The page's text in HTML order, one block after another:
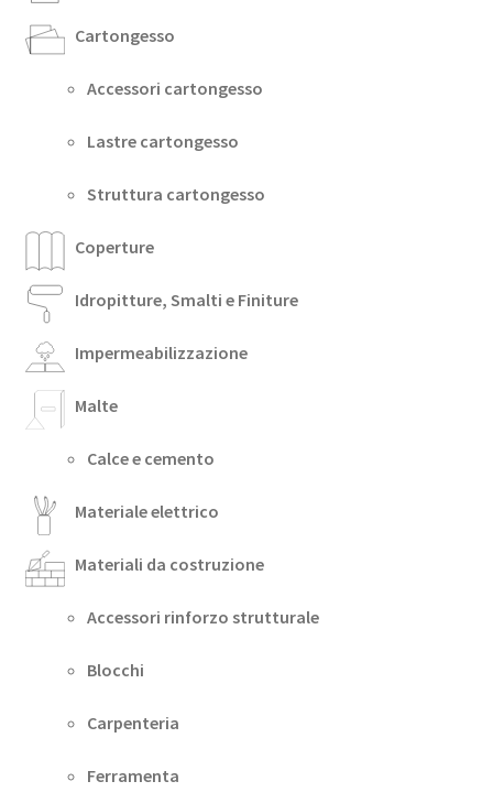
Cartongesso
Accessori cartongesso
Lastre cartongesso
Struttura cartongesso
Coperture
Idropitture, Smalti e Finiture
Impermeabilizzazione
Malte
Calce e cemento
Materiale elettrico
Materiali da costruzione
Accessori rinforzo strutturale
Blocchi
Carpenteria
Ferramenta